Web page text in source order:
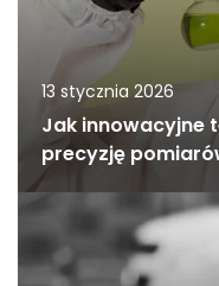
13 stycznia 2026
Jak innowacyjne
precyzję